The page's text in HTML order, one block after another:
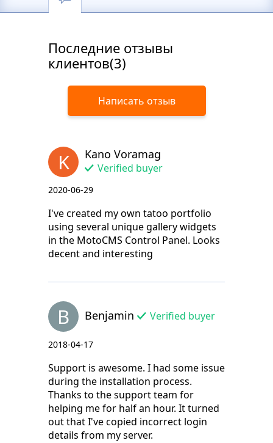
Последние отзывы
клиентов(3)
Написать отзыв
K Kano Voramag
Verified buyer
2020-06-29
I've created my own tatoo portfolio
using several unique gallery widgets
in the MotoCMS Control Panel. Looks
decent and interesting
B Benjamin Verified buyer
2018-04-17
Support is awesome. I had some issue
during the installation process.
Thanks to the support team for
helping me for half an hour. It turned
out that I've copied incorrect login
details from my server.